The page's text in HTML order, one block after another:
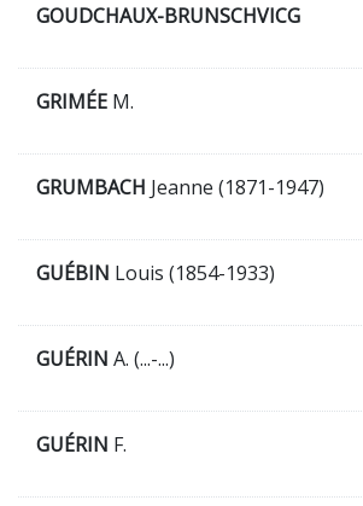
GOUDCHAUX-BRUNSCHVICG
GRIMÉE M.
GRUMBACH Jeanne (1871-1947)
GUÉBIN Louis (1854-1933)
GUÉRIN A. (...-...)
GUÉRIN F.